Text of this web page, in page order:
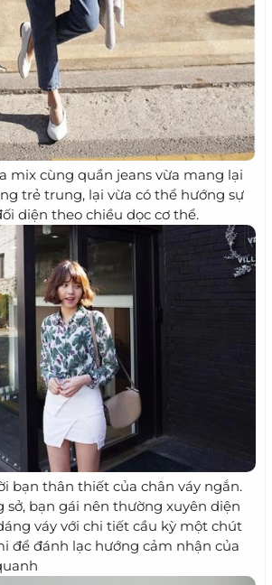
mix cùng quần jeans vừa mang lại
trẻ trung, lại vừa có thể hướng sự
diện theo chiều dọc cơ thể.
bạn thân thiết của chân váy ngắn.
sở, bạn gái nên thường xuyên diện
váy với chi tiết cầu kỳ một chút
để đánh lạc hướng cảm nhận của